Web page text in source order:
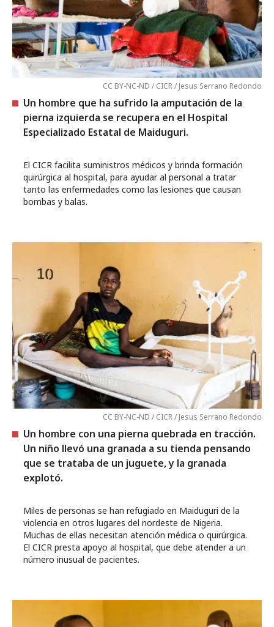
CC BY-NC-ND / CICR / Jesus Serrano Redondo
Un hombre que ha sufrido la amputación de la
pierna izquierda se recupera en el Hospital
Especializado Estatal de Maiduguri.
El CICR facilita suministros médicos y brinda formación
quirúrgica al hospital, para ayudar al personal a tratar
tanto las enfermedades como las lesiones que causan
bombas y balas.
CC BY-NC-ND / CICR / Jesus Serrano Redondo
Un hombre con una pierna quebrada en tracción.
Un niño llevó una granada a su tienda pensando
que se trataba de un juguete, y la granada
explotó.
Miles de personas se han refugiado en Maiduguri de la
violencia en otros lugares del nordeste de Nigeria.
Muchas de ellas necesitan atención médica o quirúrgica.
El CICR presta apoyo al hospital, que debe atender a un
número inusual de pacientes.